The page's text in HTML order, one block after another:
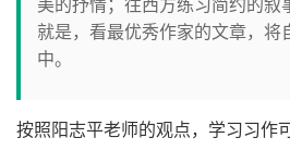
美的抒情；往西方练习简约的叙
就是，看最优秀作家的文章，将
中。
按照阳志平老师的观点，学习习作